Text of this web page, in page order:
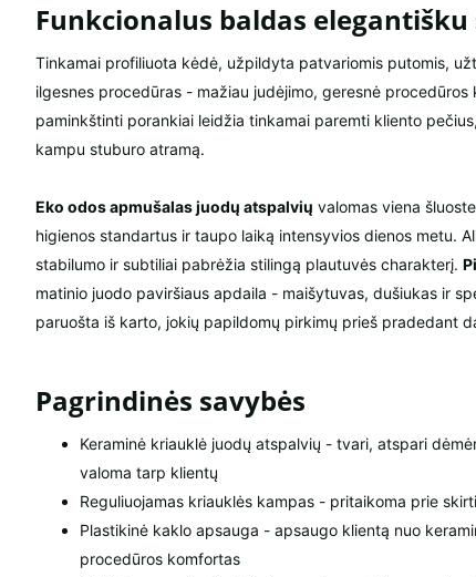
Funkcionalus baldas
Tinkamai profiliuota kėdė, užpildyta patvariomis putomis,
ilgesnes procedūras - mažiau judėjimo, geresnė procedūros
paminkštinti porankiai leidžia tinkamai paremti kliento
kampu stuburo atramą.
Eko odos apmušalas juodų atspalvių valomas viena
higienos standartus ir taupo laiką intensyvios dienos metu.
stabilumo ir subtiliai pabrėžia stilingą plautuvės charakterį.
matinio juodo paviršiaus apdaila - maišytuvas, dušiukas ir
paruošta iš karto, jokių papildomų pirkimų prieš pradedant
Pagrindinės savybės
Keraminė kriauklė juodų atspalvių - tvari, atspari
valoma tarp klientų
Reguliuojamas kriauklės kampas - pritaikoma prie
Plastikinė kaklo apsauga - apsaugo klientą nuo
procedūros komfortas